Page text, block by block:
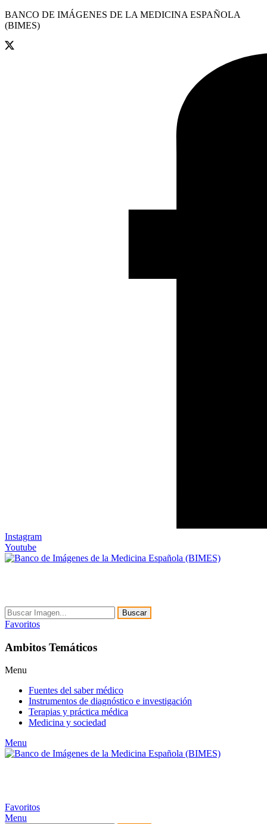
BANCO DE IMÁGENES DE LA MEDICINA ESPAÑOLA
(BIMES)
Instagram
Youtube
Buscar
Favoritos
Ambitos Temáticos
Menu
Fuentes del saber médico
Instrumentos de diagnóstico e investigación
Terapias y práctica médica
Medicina y sociedad
Menu
Favoritos
Menu